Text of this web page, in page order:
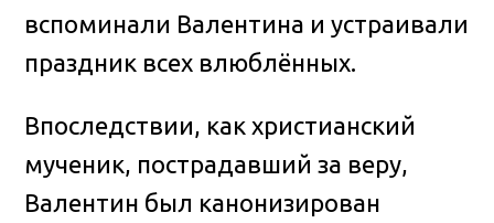
вспоминали Валентина и устраивали
праздник всех влюблённых.
Впоследствии, как христианский
мученик, пострадавший за веру,
Валентин был канонизирован